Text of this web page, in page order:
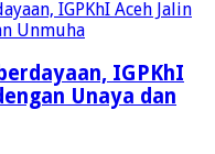
IGPKhI
Unaya dan